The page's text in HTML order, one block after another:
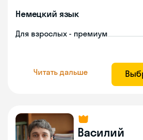
Немецкий язык
Для взрослых - премиум
Читать дальше
Василий